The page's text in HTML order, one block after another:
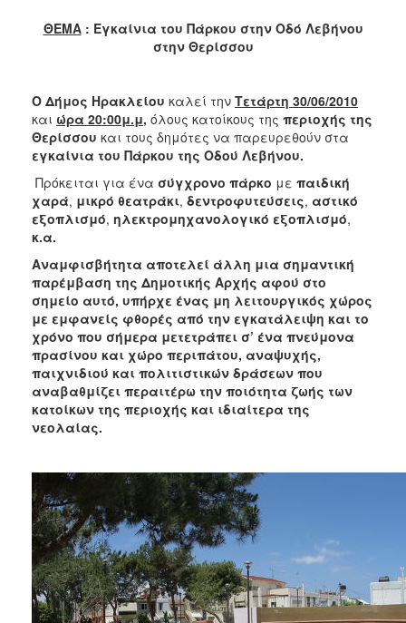
2018
2015
2013
2012
2011
2010
ΤΟΠΟΣ
ΠΟΛΙΤΙΣΜΟΣ
ΘΕΜΑ: Εγκαίνια του Πάρκου στην Οδό Λεβήνου
στην Θερίσσου
Ο Δήμος Ηρακλείου καλεί την Τετάρτη 30/06/2010
και ώρα 20:00μ.μ, όλους κατοίκους της περιοχής της
Θερίσσου και τους δημότες να παρευρεθούν στα
εγκαίνια του Πάρκου της Οδού Λεβήνου.
Πρόκειται για ένα σύγχρονο πάρκο με παιδική
χαρά, μικρό θεατράκι, δεντροφυτεύσεις, αστικό
εξοπλισμό, ηλεκτρομηχανολογικό εξοπλισμό,
κ.α.
Αναμφισβήτητα αποτελεί άλλη μια σημαντική
παρέμβαση της Δημοτικής Αρχής αφού στο
σημείο αυτό, υπήρχε ένας μη λειτουργικός χώρος
με εμφανείς φθορές από την εγκατάλειψη και το
χρόνο που σήμερα μετετράπει σ’ ένα πνεύμονα
πρασίνου και χώρο περιπάτου, αναψυχής,
παιχνιδιού και πολιτιστικών δράσεων που
αναβαθμίζει περαιτέρω την ποιότητα ζωής των
κατοίκων της περιοχής και ιδιαίτερα της
νεολαίας.